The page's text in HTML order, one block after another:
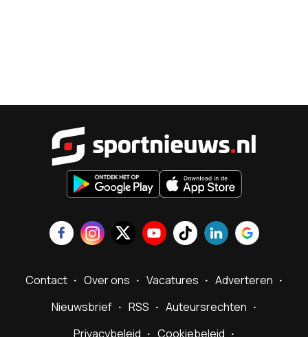
Contact Over ons Vacatures
Adverteren
Nieuwsbrief
RSS
Auteursrechten
Privacybeleid
Cookiebeleid